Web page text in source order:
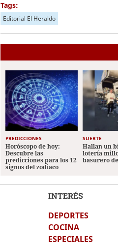
Tags:
Editorial El Heraldo
PREDICCIONES
Horóscopo de hoy:
Descubre las
predicciones para los 12
signos del zodiaco
SUERTE
Hallan un
lotería
basurero
INTERÉS
DEPORTES
COCINA
ESPECIALES